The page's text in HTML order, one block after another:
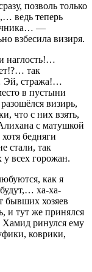
позволь только
ведь теперь
—
взбесила визиря.
наглость!…
так
Эй, стража!…
в пустыни
визирь,
что с них взять,
с матушкой
бедняги
стали, так
всех горожан.
как я
ха-ха-
бывших хозяев
и тут же принялся
Хамид ринулся ему
коврики,